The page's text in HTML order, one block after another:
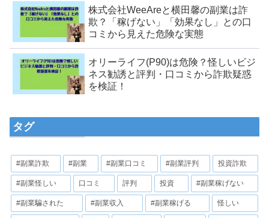
株式会社WeeAreと横田馨の副業は詐
欺？「稼げない」「効果なし」との口
コミから見えた危険な実態
オリーライフ(P90)は危険？怪しいビジ
ネス勧誘と評判・口コミから詐欺疑惑
を検証！
タグ
#副業詐欺 #副業 #副業口コミ #副業評判 投資詐欺
#副業怪しい 口コミ 評判 投資 #副業稼げない
#副業騙された #副業収入 #副業稼げる 怪しい